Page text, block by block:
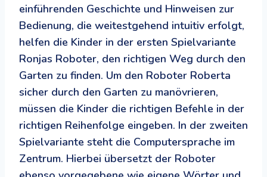
einführenden Geschichte und Hinweisen zur
Bedienung, die weitestgehend intuitiv erfolgt,
helfen die Kinder in der ersten Spielvariante
Ronjas Roboter, den richtigen Weg durch den
Garten zu finden. Um den Roboter Roberta
sicher durch den Garten zu manövrieren,
müssen die Kinder die richtigen Befehle in der
richtigen Reihenfolge eingeben. In der zweiten
Spielvariante steht die Computersprache im
Zentrum. Hierbei übersetzt der Roboter